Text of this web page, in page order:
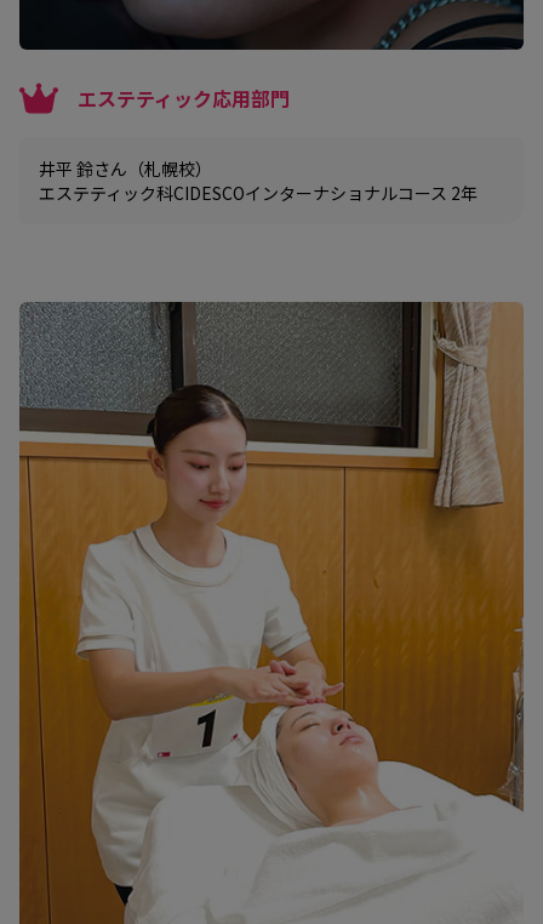
エステティック応用部門
井平 鈴さん（札幌校）
エステティック科CIDESCOインターナショナルコース 2年